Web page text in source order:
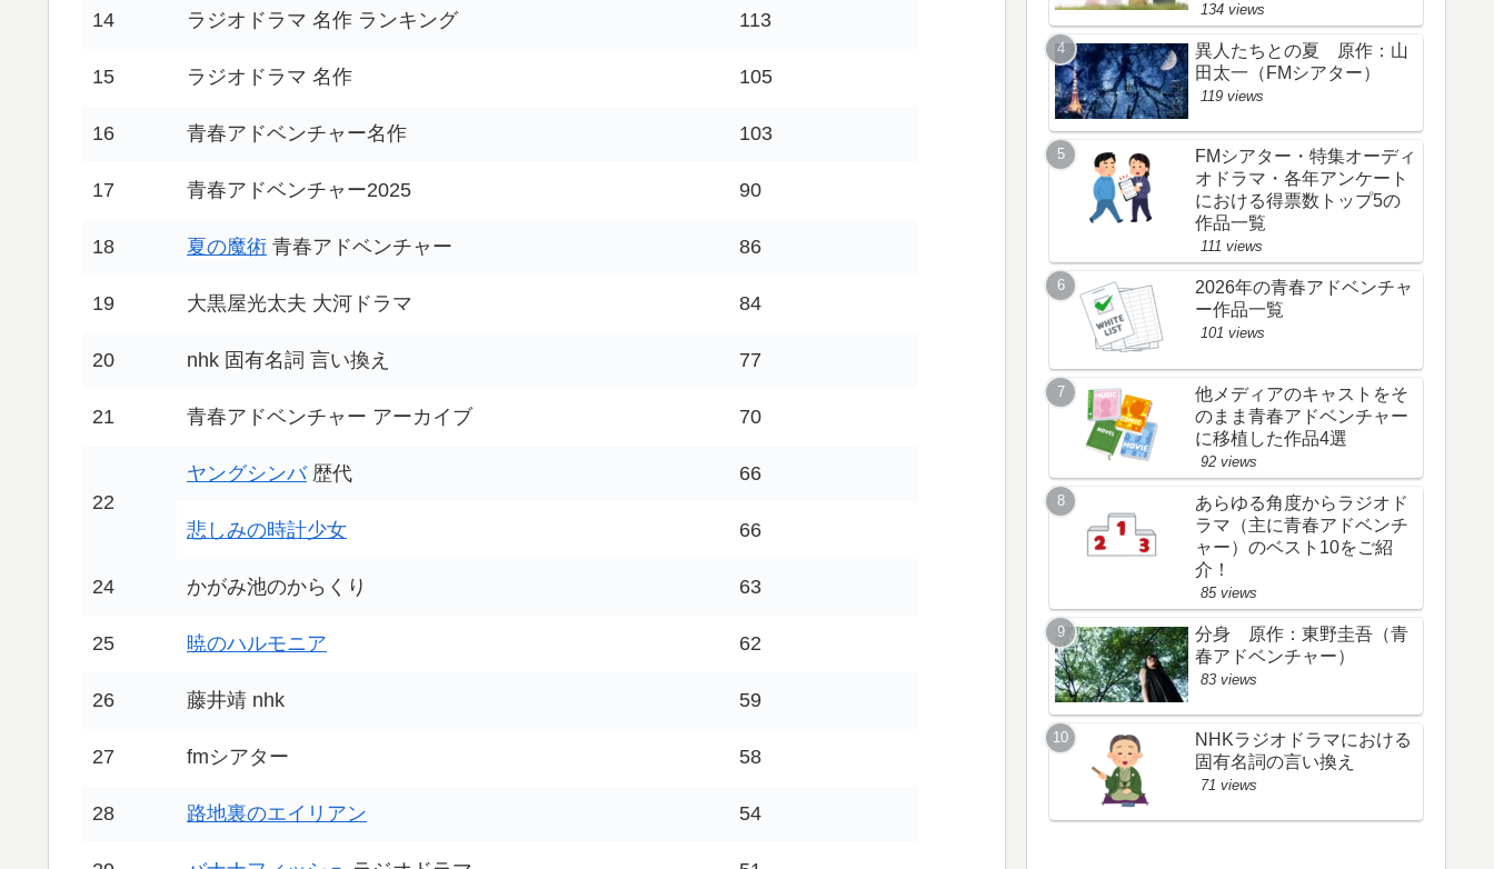
14 ラジオドラマ 名作 ランキング 113
15 ラジオドラマ 名作 105
16 青春アドベンチャー名作 103
17 青春アドベンチャー2025 90
18 夏の魔術 青春アドベンチャー 86
19 大黒屋光太夫 大河ドラマ 84
20 nhk 固有名詞 言い換え 77
21 青春アドベンチャー アーカイブ 70
22
ヤングシンバ歴代 66
悲しみの時計少女 66
24 かがみ池のからくり 63
25 暁のハルモニア 62
26 藤井靖 nhk 59
27 fmシアター 58
28 路地裏のエイリアン 54
134 views
異人たちとの夏 原作：山
田太一（FMシアター）
119 views
FMシアター・特集オーディ
オドラマ・各年アンケート
における得票数トップ5の
作品一覧
111 views
2026年の青春アドベンチャ
ー作品一覧
101 views
他メディアのキャストをそ
のまま青春アドベンチャー
に移植した作品4選
92 views
あらゆる角度からラジオド
ラマ（主に青春アドベンチ
ャー）のベスト10をご紹
介！
85 views
分身 原作：東野圭吾（青
春アドベンチャー）
83 views
NHKラジオドラマにおける
固有名詞の言い換え
71 views